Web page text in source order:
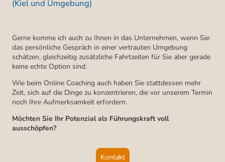
(Kiel und Umgebung)
Gerne komme ich auch zu Ihnen in das Unternehmen, wenn Sie
das persönliche Gespräch in einer vertrauten Umgebung
schätzen, gleichzeitig zusätzliche Fahrtzeiten für Sie aber gerade
keine echte Option sind.
Wie beim Online Coaching auch haben Sie stattdessen mehr
Zeit, sich auf die Dinge zu konzentrieren, die vor unserem Termin
noch Ihre Aufmerksamkeit erfordern.
Möchten Sie Ihr Potenzial als Führungskraft voll
ausschöpfen?
Kontakt